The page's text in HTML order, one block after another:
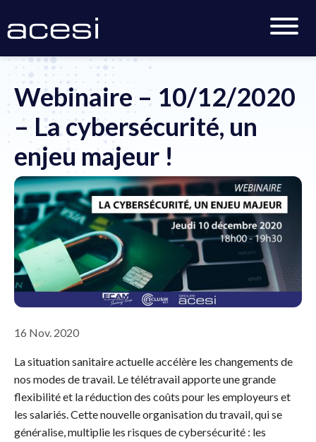
Accueil >Actualités
cybersécurité, un enjeu majeur !
Webinaire – 10/12/2020
– La cybersécurité, un
enjeu majeur !
16 Nov. 2020
La situation sanitaire actuelle accélère les changements de
nos modes de travail. Le télétravail apporte une grande
flexibilité et la réduction des coûts pour les employeurs et
les salariés. Cette nouvelle organisation du travail, qui se
généralise, multiplie les risques de cybersécurité : les